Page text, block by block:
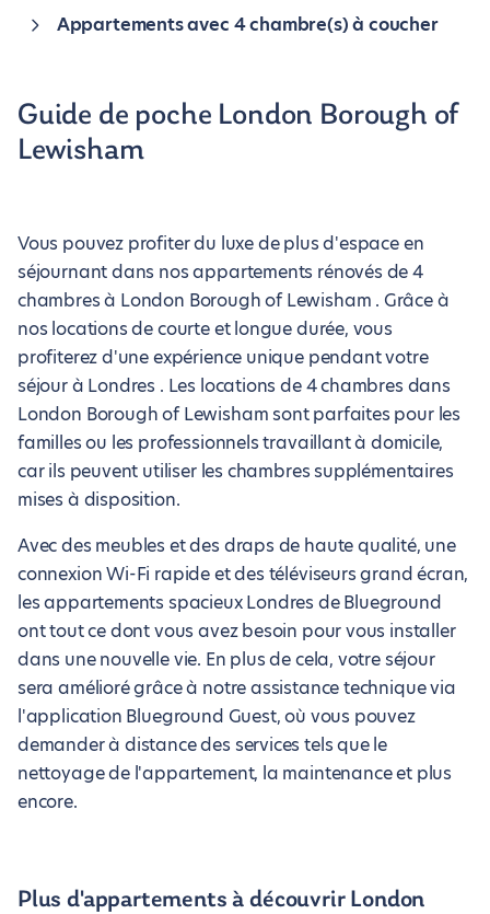
Appartements avec 4 chambre(s) à coucher
Guide de poche London Borough of
Lewisham
Vous pouvez profiter du luxe de plus d'espace en
séjournant dans nos appartements rénovés de 4
chambres à London Borough of Lewisham . Grâce à
nos locations de courte et longue durée, vous
profiterez d'une expérience unique pendant votre
séjour à Londres . Les locations de 4 chambres dans
London Borough of Lewisham sont parfaites pour les
familles ou les professionnels travaillant à domicile,
car ils peuvent utiliser les chambres supplémentaires
mises à disposition.
Avec des meubles et des draps de haute qualité, une
connexion Wi-Fi rapide et des téléviseurs grand écran,
les appartements spacieux Londres de Blueground
ont tout ce dont vous avez besoin pour vous installer
dans une nouvelle vie. En plus de cela, votre séjour
sera amélioré grâce à notre assistance technique via
l'application Blueground Guest, où vous pouvez
demander à distance des services tels que le
nettoyage de l'appartement, la maintenance et plus
encore.
Plus d'appartements à découvrir London